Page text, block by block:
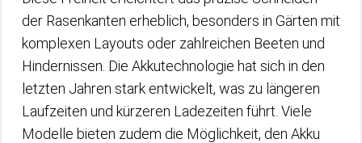
der Rasenkanten erheblich, besonders in Gärten mit
komplexen Layouts oder zahlreichen Beeten und
Hindernissen. Die Akkutechnologie hat sich in den
letzten Jahren stark entwickelt, was zu längeren
Laufzeiten und kürzeren Ladezeiten führt. Viele
Modelle bieten zudem die Möglichkeit, den Akku